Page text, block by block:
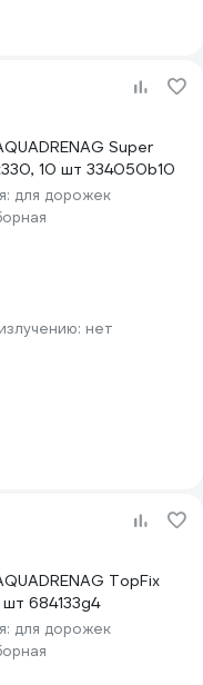
Super
10 шт 334050b10
для дорожек
нет
TopFix
684133g4
для дорожек